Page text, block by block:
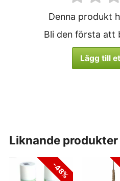
Denna produkt
Bli den första att
Lägg till
liknande produkter
-48%